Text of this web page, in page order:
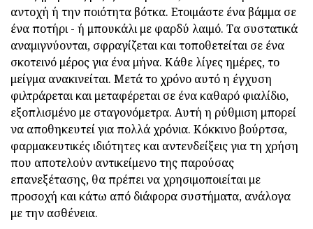
αντοχή ή την ποιότητα βότκα. Ετοιμάστε ένα βάμμα σε
ένα ποτήρι - ή μπουκάλι με φαρδύ λαιμό. Τα συστατικά
αναμιγνύονται, σφραγίζεται και τοποθετείται σε ένα
σκοτεινό μέρος για ένα μήνα. Κάθε λίγες ημέρες, το
μείγμα ανακινείται. Μετά το χρόνο αυτό η έγχυση
φιλτράρεται και μεταφέρεται σε ένα καθαρό φιαλίδιο,
εξοπλισμένο με σταγονόμετρα. Αυτή η ρύθμιση μπορεί
να αποθηκευτεί για πολλά χρόνια. Κόκκινο βούρτσα,
φαρμακευτικές ιδιότητες και αντενδείξεις για τη χρήση
που αποτελούν αντικείμενο της παρούσας
επανεξέτασης, θα πρέπει να χρησιμοποιείται με
προσοχή και κάτω από διάφορα συστήματα, ανάλογα
με την ασθένεια.